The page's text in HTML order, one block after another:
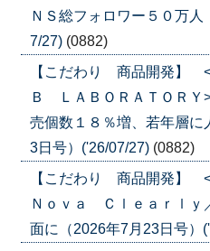
ＮＳ総フォロワー５０万
7/27) (0882)
【こだわり 商品開発】
Ｂ ＬＡＢＯＲＡＴＯＲ
売個数１８％増、若年層
3日号）('26/07/27) (0882)
【こだわり 商品開発】
Ｎｏｖａ Ｃｌｅａｒｌｙ
面に（2026年7月23日号）